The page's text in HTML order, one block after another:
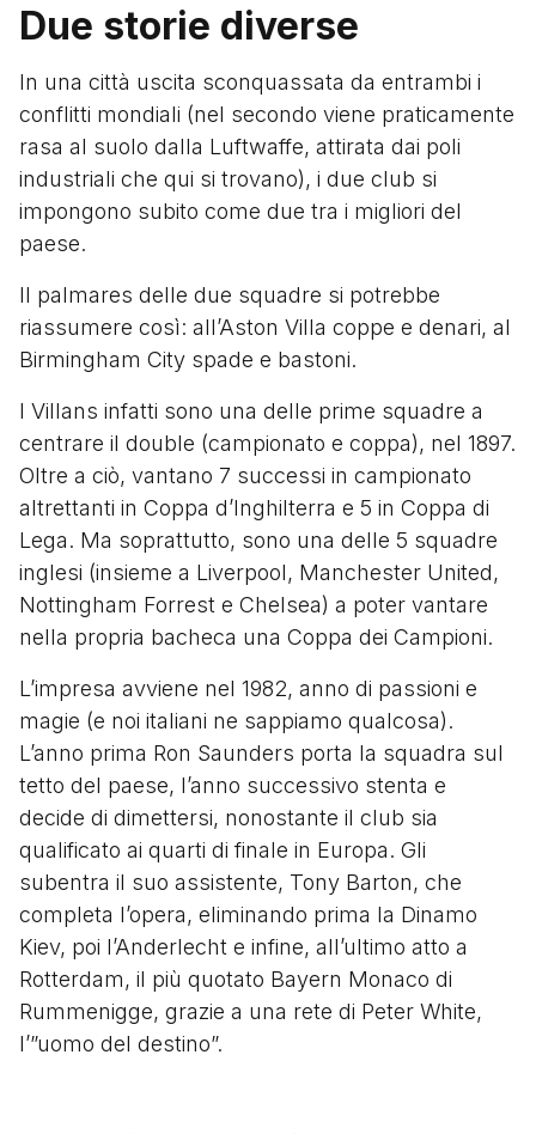
Due storie diverse
In una città uscita sconquassata da entrambi i
conflitti mondiali (nel secondo viene praticamente
rasa al suolo dalla Luftwaffe, attirata dai poli
industriali che qui si trovano), i due club si
impongono subito come due tra i migliori del
paese.
Il palmares delle due squadre si potrebbe
riassumere così: all’Aston Villa coppe e denari, al
Birmingham City spade e bastoni.
I Villans infatti sono una delle prime squadre a
centrare il double (campionato e coppa), nel 1897.
Oltre a ciò, vantano 7 successi in campionato
altrettanti in Coppa d’Inghilterra e 5 in Coppa di
Lega. Ma soprattutto, sono una delle 5 squadre
inglesi (insieme a Liverpool, Manchester United,
Nottingham Forrest e Chelsea) a poter vantare
nella propria bacheca una Coppa dei Campioni.
L’impresa avviene nel 1982, anno di passioni e
magie (e noi italiani ne sappiamo qualcosa).
L’anno prima Ron Saunders porta la squadra sul
tetto del paese, l’anno successivo stenta e
decide di dimettersi, nonostante il club sia
qualificato ai quarti di finale in Europa. Gli
subentra il suo assistente, Tony Barton, che
completa l’opera, eliminando prima la Dinamo
Kiev, poi l’Anderlecht e infine, all’ultimo atto a
Rotterdam, il più quotato Bayern Monaco di
Rummenigge, grazie a una rete di Peter White,
l’”uomo del destino”.